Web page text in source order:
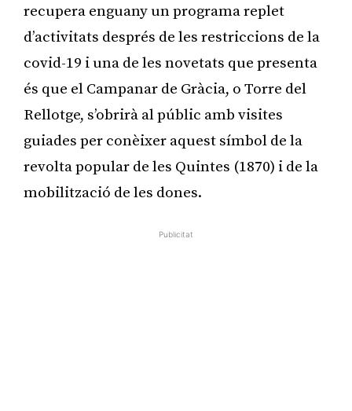
recupera enguany un programa replet
d’activitats després de les restriccions de la
covid-19 i una de les novetats que presenta
és que el Campanar de Gràcia, o Torre del
Rellotge, s’obrirà al públic amb visites
guiades per conèixer aquest símbol de la
revolta popular de les Quintes (1870) i de la
mobilització de les dones.
Publicitat